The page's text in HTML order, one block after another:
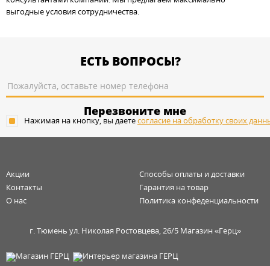
выгодные условия сотрудничества.
ЕСТЬ ВОПРОСЫ?
Перезвоните мне
Нажимая на кнопку, вы даетесогласие на обработку своих
Акции
Контакты
О нас
Способы оплаты и доставки
Гарантия на товар
Политика конфеденциальности
г. Тюмень ул. Николая Ростовцева, 26/5 Магазин «Герц»